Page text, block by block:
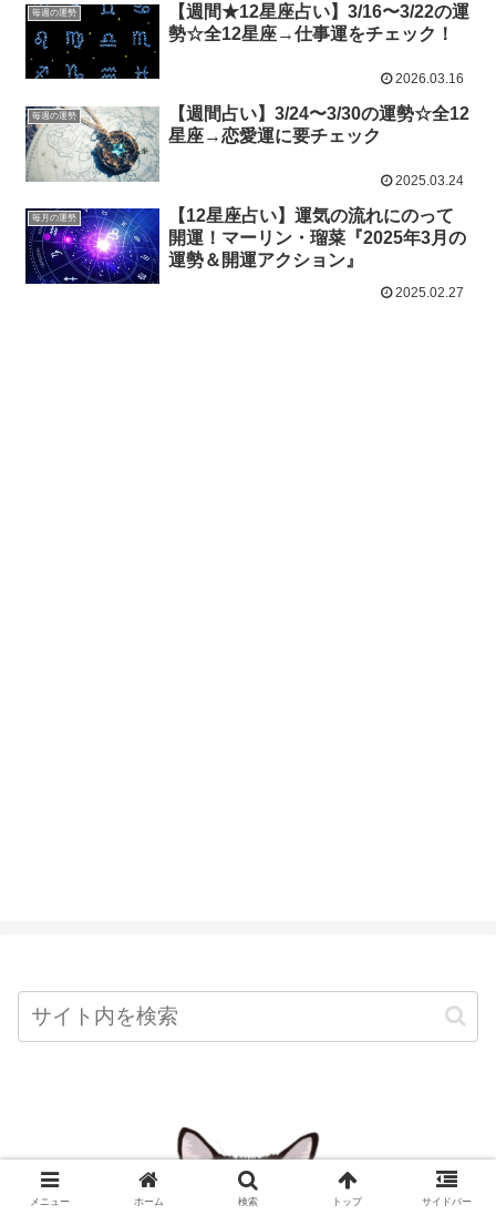
毎週の運勢
【週間★12星座占い】3/16〜3/22の運
勢☆全12星座→仕事運をチェック！
2026.03.16
毎週の運勢
【週間占い】3/24〜3/30の運勢☆全12
星座→恋愛運に要チェック
2025.03.24
毎月の運勢
【12星座占い】運気の流れにのって
開運！マーリン・瑠菜『2025年3月の
運勢＆開運アクション』
2025.02.27
メニュー ホーム 検索 トップ サイドバー